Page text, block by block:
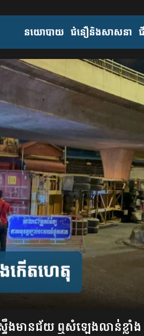
​នយោបាយ ជំនឿនិងសាសនា
ទឹង​មាន​ជ័យ ឮសំឡេងលាន់ខ្លាំ